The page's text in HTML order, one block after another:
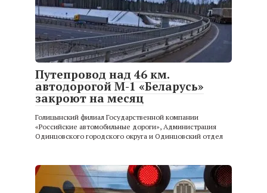
Путепровод над 46 км.
автодорогой М-1 «Беларусь»
закроют на месяц
Голицынский филиал Государственной компании
«Российские автомобильные дороги», Администрация
Одинцовского городского округа и Одинцовский отдел